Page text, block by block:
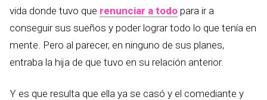
vida donde tuvo que renunciar a todo para ir a
conseguir sus sueños y poder lograr todo lo que tenía en
mente. Pero al parecer, en ninguno de sus planes,
entraba la hija de que tuvo en su relación anterior.
Y es que resulta que ella ya se casó y el comediante y